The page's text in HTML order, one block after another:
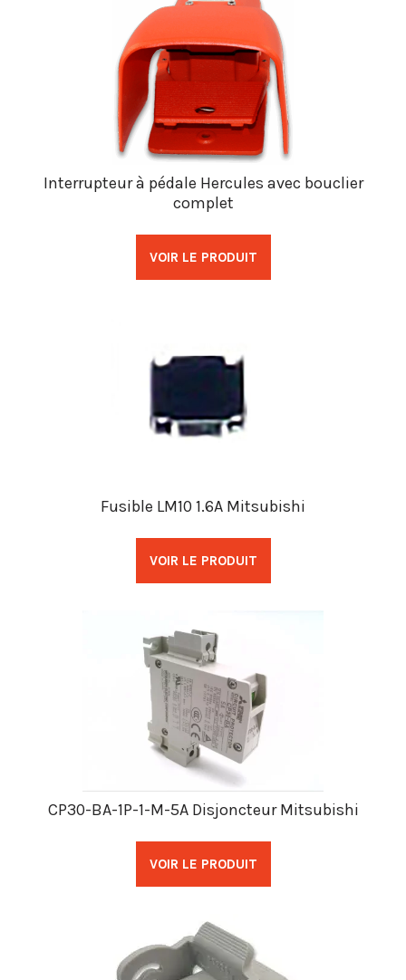
Interrupteur à pédale Hercules avec bouclier
complet
VOIR LE PRODUIT
Fusible LM10 1.6A Mitsubishi
VOIR LE PRODUIT
CP30-BA-1P-1-M-5A Disjoncteur Mitsubishi
VOIR LE PRODUIT